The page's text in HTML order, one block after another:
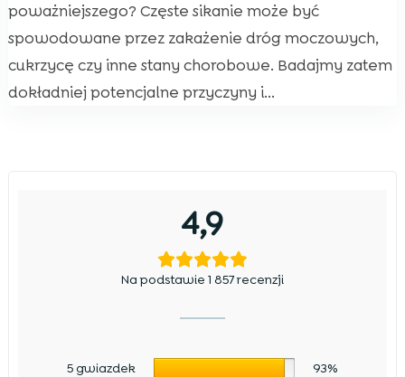
poważniejszego? Częste sikanie może być
spowodowane przez zakażenie dróg moczowych,
cukrzycę czy inne stany chorobowe. Badajmy zatem
dokładniej potencjalne przyczyny i...
4,9
Na podstawie 1 857 recenzji
5 gwiazdek 93%